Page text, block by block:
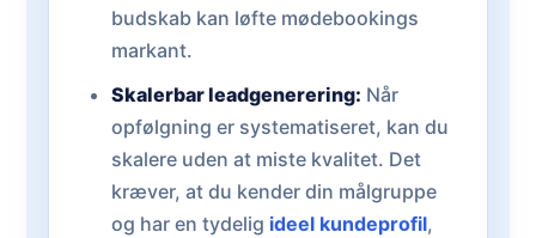
budskab kan løfte mødebookings
markant.
Skalerbar leadgenerering: Når
opfølgning er systematiseret, kan du
skalere uden at miste kvalitet. Det
kræver, at du kender din målgruppe
og har en tydelig ideel kundeprofil,